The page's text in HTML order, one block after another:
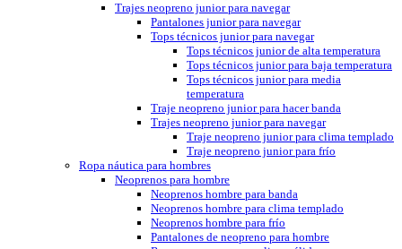
Trajes neopreno junior para navegar
Pantalones junior para navegar
Tops técnicos junior para navegar
Tops técnicos junior de alta temperatura
Tops técnicos junior para baja temperatura
Tops técnicos junior para media
temperatura
Traje neopreno junior para hacer banda
Trajes neopreno junior para navegar
Traje neopreno junior para clima templado
Traje neopreno junior para frío
Ropa náutica para hombres
Neoprenos para hombre
Neoprenos hombre para banda
Neoprenos hombre para clima templado
Neoprenos hombre para frío
Pantalones de neopreno para hombre